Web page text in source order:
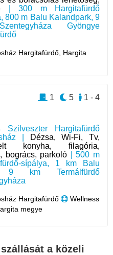
| 300 m Hargitafürdő
800 m Balu Kalandpark, 9
Gyöngye
Hargitafürdő, Hargita
Szilveszter Hargitafürdő
|
Dézsa, Wi-Fi, Tv,
konyha, filagória,
bogrács, parkoló | 500 m
sípálya, 1 km Balu
9 km Termálfürdő
Hargitafürdő
Wellness
megye
1 - 4
5
1
a közeli